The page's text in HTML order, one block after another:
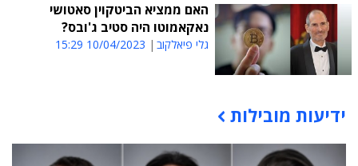
האם ממציא הביטקוין סאטושי
נאקאמוטו היה סטיב ג'ובס?
גלי פיאלקוב 10/04/2023 15:29
תוכן פרסומי
ידיעות מובילות